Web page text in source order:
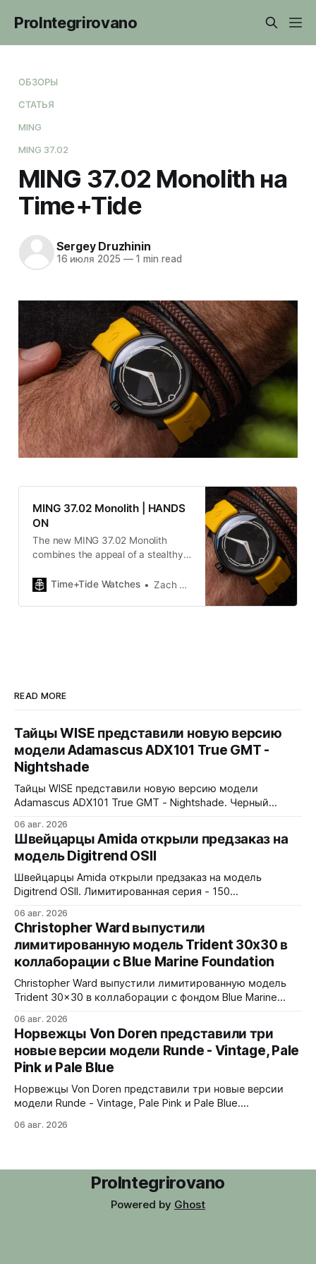
ProIntegrirovano
ОБЗОРЫ
СТАТЬЯ
MING
MING 37.02
MING 37.02 Monolith на
Time+Tide
Sergey Druzhinin
16 июля 2025 —1 min read
MING 37.02 Monolith | HANDS
ON
The new MING 37.02 Monolith
combines the appeal of a stealthy
fun mango FKM rubber strap.
Time+Tide Watches Zach Blass
READ MORE
Тайцы WISE представили новую версию
модели Adamascus ADX101 True GMT -
Nightshade
Тайцы WISE представили новую версию модели
Adamascus ADX101 True GMT - Nightshade. Черный
Ceramic, стрелки и индексы Gungrey. 40x12,4x47,75 мм.
Корпус и браслет - сталь 904L, опционально ремешок
X1 FKM Rubber. Сапфировое стекло спереди и сзади с
внутренним AR-покрытием. Безель двунаправленный на
72 клика.
06 авг. 2026
Швейцарцы Amida открыли предзаказ на
модель Digitrend OSII
Швейцарцы Amida открыли предзаказ на модель
Digitrend OSII. Лимитированная серия - 150
Верхняя часть корпуса выполнена из цельного блока
сапфира с призмой, отображающей прыгающие часы и
бегущие минуты вертикально. Подсветка C1 X1 BL
Super-LumiNova на индексах - впервые в истории
Digitrend дисплей светится в темноте.
06 авг. 2026
Christopher Ward выпустили
лимитированную модель Trident 30x30 в
коллаборации с Blue Marine Foundation
Christopher Ward выпустили лимитированную модель
Trident 30x30 в коллаборации с фондом Blue Marine
рисунок на циферблате имитирует морские приливы,
бирюзовый цвет и красная секундная стрелка отсылают
к окраске рыбы-попугая - символу кампании фонда
#FishForTomorrow. На задней крышке выгравирован
логотип 30x30. С продажи каждого экземпляра 30
06 авг. 2026
Норвежцы Von Doren представили три
новые версии модели Runde - Vintage, Pale
Pink и Pale Blue
Норвежцы Von Doren представили три новые версии
модели Runde - Vintage, Pale Pink и Pale Blue.
крышка гравирована как монета из Rundeskatten.
лососевыми оттенками и черным сабдайлом,
вдохновлен часами
06 авг. 2026
ProIntegrirovano
Powered by Ghost